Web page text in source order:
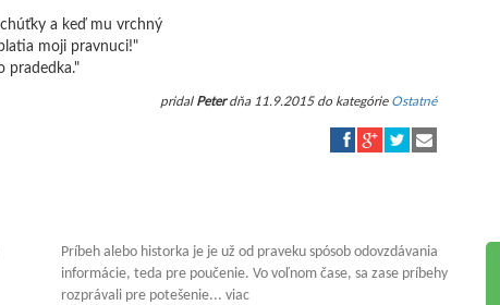
a keď mu vrchný
moji pravnuci!"
pradedka."
pridal Peterdňa 11.9.2015 do kategórie Ostatné
Príbeh alebo historka je je už od praveku spósob odovzdávania
informácie, teda pre poučenie. Vo voľnom čase, sa zase príbehy
rozprávali pre potešenie... viac